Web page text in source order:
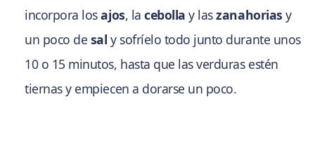
incorpora losajos, lacebolla y laszanahorias y
un poco de sal y sofríelo todo junto durante unos
10 o 15 minutos, hasta que las verduras estén
tiernas y empiecen a dorarse un poco.